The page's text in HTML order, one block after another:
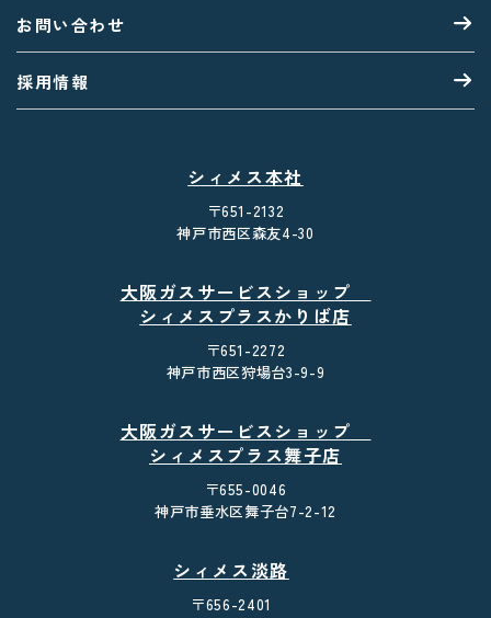
お問い合わせ
採用情報
シィメス本社
〒651-2132
神戸市西区森友4-30
大阪ガスサービスショップ
シィメスプラスかりば店
〒651-2272
神戸市西区狩場台3-9-9
大阪ガスサービスショップ
シィメスプラス舞子店
〒655-0046
神戸市垂水区舞子台7-2-12
シィメス淡路
〒656-2401